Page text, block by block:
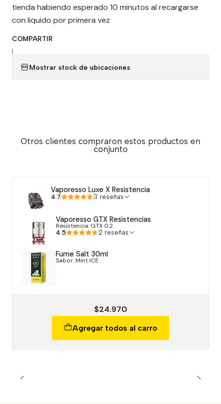
tienda habiendo esperado 10 minutos al recargarse
con liquido por primera vez
COMPARTIR
|
Mostrar stock de ubicaciones
Otros clientes compraron estos productos en
conjunto
Vaporesso Luxe X Resistencia
4.7 3 reseñas
Vaporesso GTX Resistencias
Resistencia: GTX 0.2
4.5 2 reseñas
Fume Salt 30ml
Sabor: Mint ICE
$24.970
Agregar todos al carro